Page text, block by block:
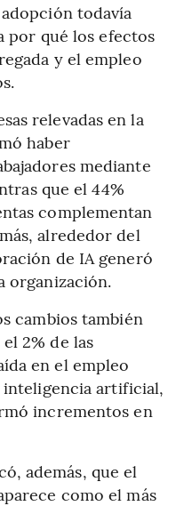
todavía
por qué los efectos
y el empleo
relevadas en la
haber
mediante
que el 44%
complementan
alrededor del
de IA generó
organización.
cambios también
2% de las
en el empleo
inteligencia artificial,
incrementos en
además, que el
como el más